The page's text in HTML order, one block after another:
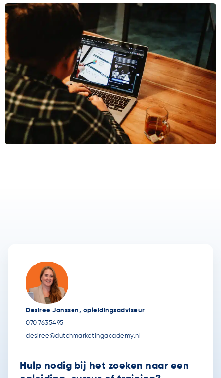
Desiree Janssen, opleidingsadviseur
070 7635495
desiree@dutchmarketingacademy.nl
Hulp nodig bij het zoeken naar een